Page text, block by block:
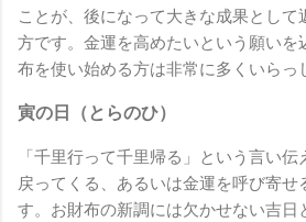
ことが、後になって大きな成果として
方です。金運を高めたいという願いを
布を使い始める方は非常に多くいらっ
寅の日（とらのひ）
「千里行って千里帰る」という言い
戻ってくる、あるいは金運を呼び寄せ
す。お財布の新調には欠かせない吉日